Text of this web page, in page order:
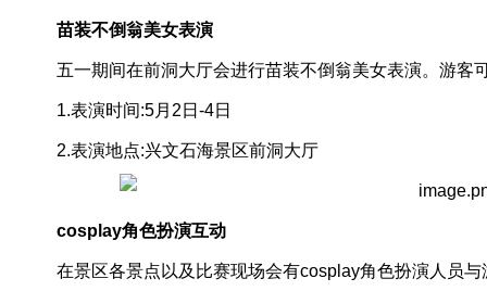
苗装不倒翁美女表演
五一期间在前洞大厅会进行苗装不倒翁美女表演。游客
1.表演时间:5月2日-4日
2.表演地点:兴文石海景区前洞大厅
cosplay角色扮演互动
在景区各景点以及比赛现场会有cosplay角色扮演人员